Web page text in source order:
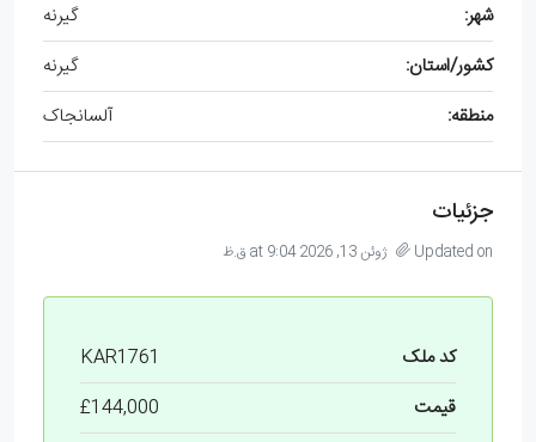
شهر:
گیرنه
کشور/استان:
گیرنه
منطقه:
آلسانجاک
جزئیات
Updated on ژوئن 13, 2026 at 9:04 ق.ظ
کد ملک
KAR1761
قیمت
£144,000